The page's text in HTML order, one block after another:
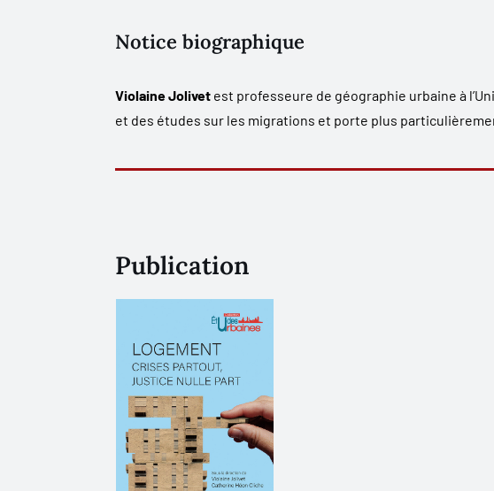
Notice biographique
Violaine Jolivet est professeure de géographie urbaine à
et des études sur les migrations et porte plus
Publication